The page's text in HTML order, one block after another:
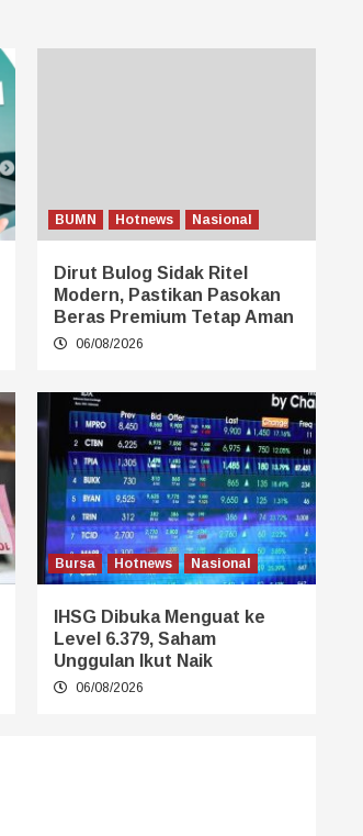
BUMN Hotnews Nasional
Dirut Bulog Sidak Ritel
Modern, Pastikan Pasokan
Beras Premium Tetap Aman
06/08/2026
Bursa Hotnews Nasional
IHSG Dibuka Menguat ke
Level 6.379, Saham
Unggulan Ikut Naik
06/08/2026